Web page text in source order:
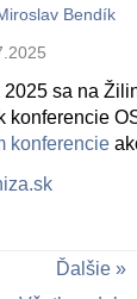
Bendík
sa na
konferencie
konferencie
Ďalšie